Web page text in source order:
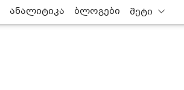
ანალიტიკა ბლოგები მეტი